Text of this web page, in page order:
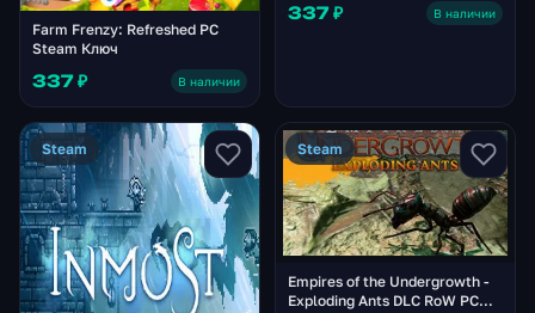
Farm Frenzy: Refreshed PC
Steam Ключ
337 ₽ В наличии
337 ₽ В наличии
Steam Steam
Empires of the Undergrowth -
Exploding Ants DLC RoW PC